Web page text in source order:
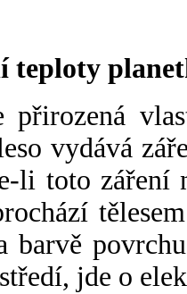
teploty
přirozená
vydává
li toto záření
barvě
jde o